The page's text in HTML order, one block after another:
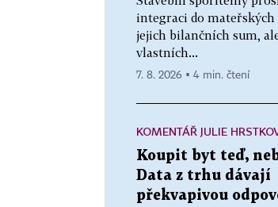
integraci do mateřských
jejich bilančních sum,
vlastních...
7. 8. 2026 ▪ 4 min. čtení
KOMENTÁŘ JULIE
Koupit byt teď,
Data z trhu dávají
překvapivou